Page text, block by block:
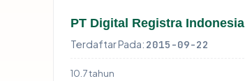
PT Digital Registra Indonesia
Terdaftar Pada: 2015-09-22
10.7 tahun